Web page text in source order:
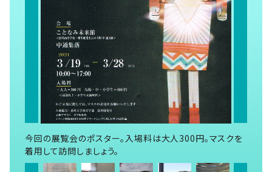
今回の展覧会のポスター。入場料は大人300円。マスクを
着用して訪問しましょう。